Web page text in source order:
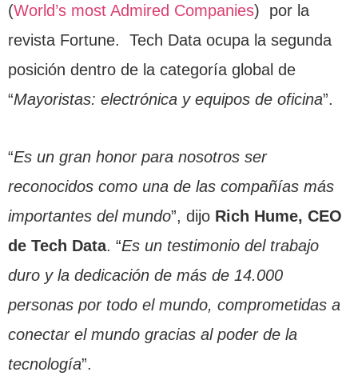
(World’s most Admired Companies) por la
revista Fortune. Tech Data ocupa la segunda
posición dentro de la categoría global de
“Mayoristas: electrónica y equipos de oficina”.
“Es un gran honor para nosotros ser
reconocidos como una de las compañías más
importantes del mundo”, dijo Rich Hume, CEO
de Tech Data. “Es un testimonio del trabajo
duro y la dedicación de más de 14.000
personas por todo el mundo, comprometidas a
conectar el mundo gracias al poder de la
tecnología”.